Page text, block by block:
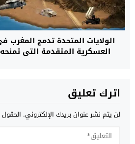
العسكرية المتقدمة التي
اترك تعليق
لن يتم نشر عنوان بريدك الإلكتروني. الحقول